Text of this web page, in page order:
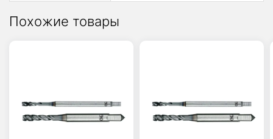
Похожие товары